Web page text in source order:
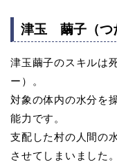
津玉 繭子（つ
津玉繭子のスキルは
ー）。
対象の体内の水分を
能力です。
支配した村の人間の
させてしまいました。